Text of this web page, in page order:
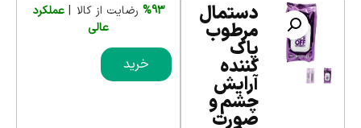
دستمال
مرطوب
پاک
کننده
آرایش
چشم و
صورت
%93 رضایت از کالا | عملکرد
عالی
خرید